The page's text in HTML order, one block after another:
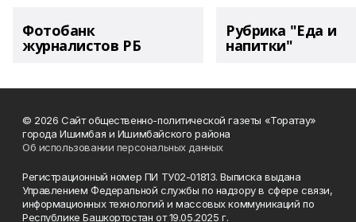
Фотобанк
журналистов РБ
Рубрика "Еда и
напитки"
© 2026 Сайт общественно-политической газеты «Торатау»
города Ишимбая и Ишимбайского района
Об использовании персональных данных
Регистрационный номер ПИ ТУ02-01813. Выписка выдана
Управлением Федеральной службы по надзору в сфере связи,
информационных технологий и массовых коммуникаций по
Республике Башкортостан от 19.05.2025 г.